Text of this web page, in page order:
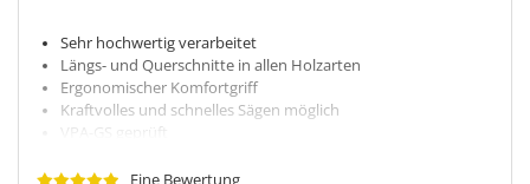
Sehr hochwertig verarbeitet
Längs- und Querschnitte in allen Holzarten
Ergonomischer Komfortgriff
Kraftvolles und schnelles Sägen möglich
VPA-GS geprüft